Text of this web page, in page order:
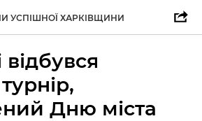
УСПІШНОЇ ХАРКІВЩИНИ
Дню міста